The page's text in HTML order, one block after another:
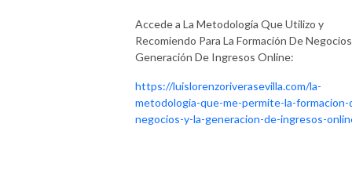
Accede a La Metodología Que Utilizo y
Recomiendo Para La Formación De
Generación De Ingresos Online:
https://luislorenzoriverasevilla.com/la-
metodologia-que-me-permite-la-formacion-
negocios-y-la-generacion-de-ingresos-